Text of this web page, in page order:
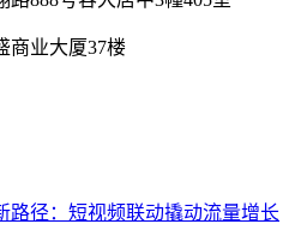
业大厦37楼
路径：短视频联动撬动流量增长